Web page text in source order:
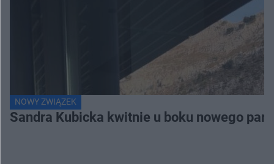
NOWY ZWIĄZEK
Sandra Kubicka kwitnie u boku nowego